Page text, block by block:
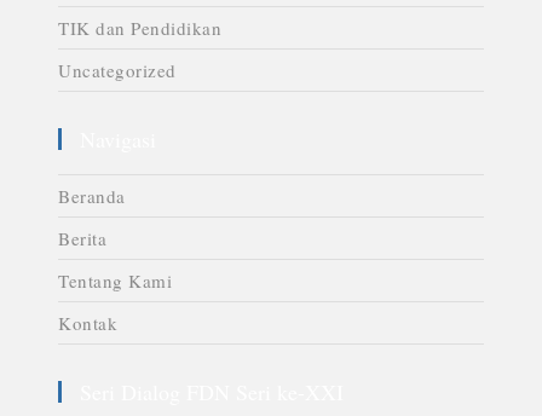
TIK dan Pendidikan
Uncategorized
Beranda
Berita
Tentang Kami
Kontak